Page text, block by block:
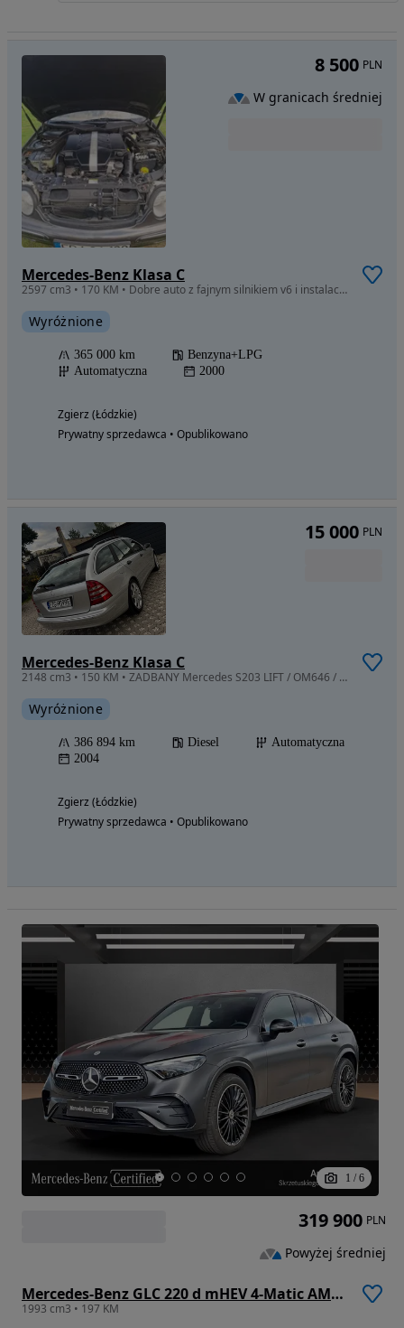
Mercedes-Benz Klasa C
2597 cm3 • 170 KM • Dobre auto z fajnym silnikiem v6 i instalacją LPG
Wyróżnione
365 000 km
Benzyna+LPG
Automatyczna
2000
Zgierz (Łódzkie)
Prywatny sprzedawca • Opublikowano
8 500 PLN
W granicach średniej
Mercedes-Benz Klasa C
2148 cm3 • 150 KM • ZADBANY Mercedes S203 LIFT / OM646 / 5G-tronic
Wyróżnione
386 894 km Diesel
Automatyczna
2004
Zgierz (Łódzkie)
Prywatny sprzedawca • Opublikowano
15 000 PLN
1 / 6
Mercedes-Benz GLC 220 d mHEV 4-Matic AMG Line
1993 cm3 • 197 KM
319 900 PLN
Powyżej średniej